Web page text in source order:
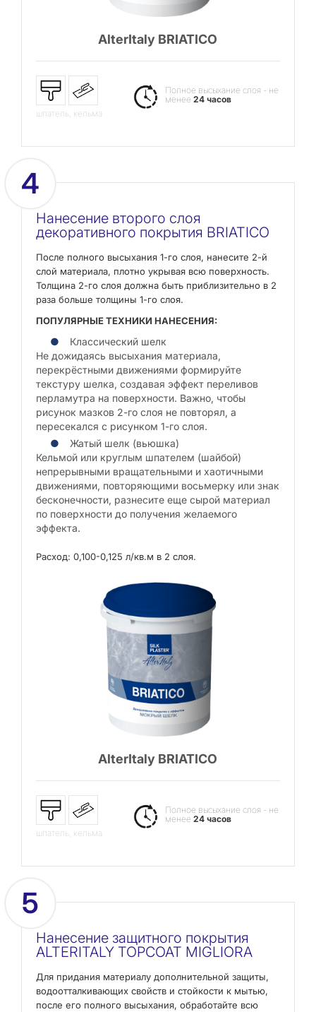
AlterItaly BRIATICO
шпатель, кельма
Полное высыхание слоя - не
менее24 часов
4
Нанесение второго слоя
декоративного покрытия BRIATICO
После полного высыхания 1-го слоя, нанесите 2-й
слой материала, плотно укрывая всю поверхность.
Толщина 2-го слоя должна быть приблизительно в 2
раза больше толщины 1-го слоя.
ПОПУЛЯРНЫЕ ТЕХНИКИ НАНЕСЕНИЯ:
Классический шелк
Не дожидаясь высыхания материала,
перекрёстными движениями формируйте
текстуру шелка, создавая эффект переливов
перламутра на поверхности. Важно, чтобы
рисунок мазков 2-го слоя не повторял, а
пересекался с рисунком 1-го слоя.
Жатый шелк (вьюшка)
Кельмой или круглым шпателем (шайбой)
непрерывными вращательными и хаотичными
движениями, повторяющими восьмерку или знак
бесконечности, разнесите еще сырой материал
по поверхности до получения желаемого
эффекта.
Расход: 0,100-0,125 л/кв.м в 2 слоя.
AlterItaly BRIATICO
шпатель, кельма
Полное высыхание слоя - не
менее24 часов
5
Нанесение защитного покрытия
ALTERITALY TOPCOAT MIGLIORA
Для придания материалу дополнительной защиты,
водоотталкивающих свойств и стойкости к мытью,
после его полного высыхания, обработайте всю